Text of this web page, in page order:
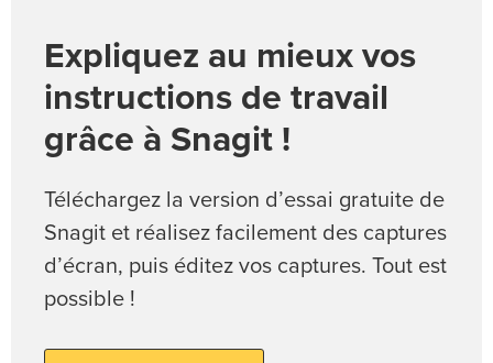
Expliquez au mieux vos
instructions de travail
grâce à Snagit !
Téléchargez la version d’essai gratuite de
Snagit et réalisez facilement des captures
d’écran, puis éditez vos captures. Tout est
possible !